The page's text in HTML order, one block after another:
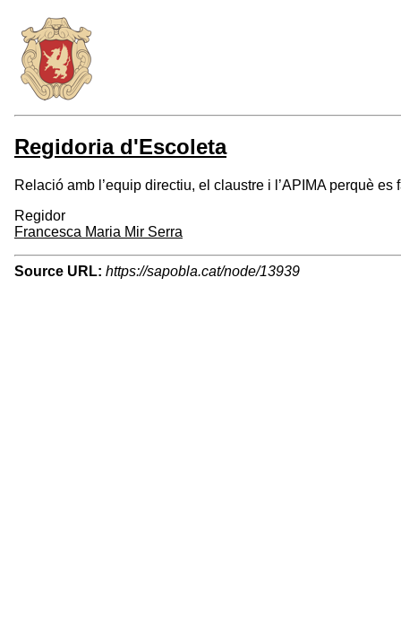
Regidoria d'Escoleta
Relació amb l’equip directiu, el claustre i l’APIMA perquè
Regidor
Francesca Maria Mir Serra
Source URL: https://sapobla.cat/node/13939